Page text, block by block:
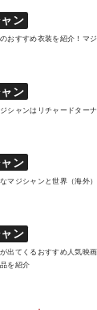
ン
おすすめ衣装を紹介！マ
ン
シャンはリチャードター
ン
マジシャンと世界（海外
ン
出てくるおすすめ人気映
を紹介